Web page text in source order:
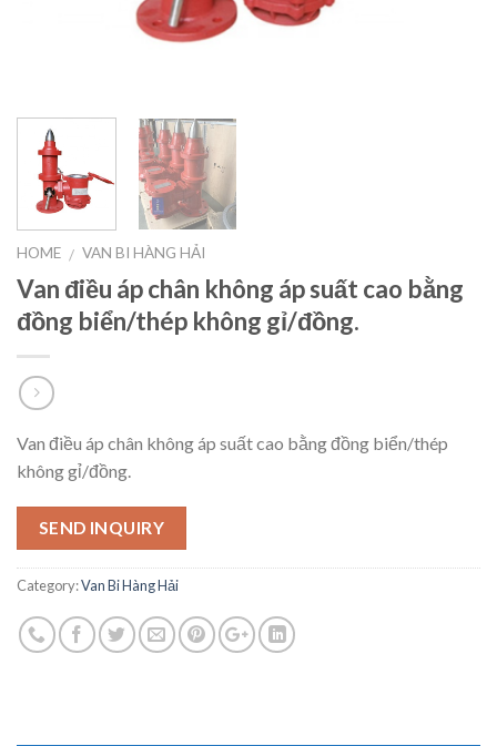
HOME / VAN BI HÀNG HẢI
Van điều áp chân không áp suất cao bằng
đồng biển/thép không gỉ/đồng.
Van điều áp chân không áp suất cao bằng đồng biển/thép
không gỉ/đồng.
SEND INQUIRY
Category:Van Bi Hàng Hải